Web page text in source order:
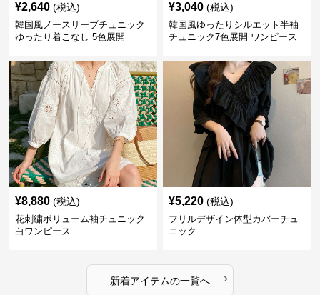
¥2,640 (税込)
韓国風ノースリーブチュニック
ゆったり着こなし 5色展開
¥3,040 (税込)
韓国風ゆったりシルエット半袖
チュニック7色展開 ワンピース
¥8,880 (税込)
花刺繍ボリューム袖チュニック
白ワンピース
¥5,220 (税込)
フリルデザイン体型カバーチュ
ニック
新着アイテムの一覧へ ›